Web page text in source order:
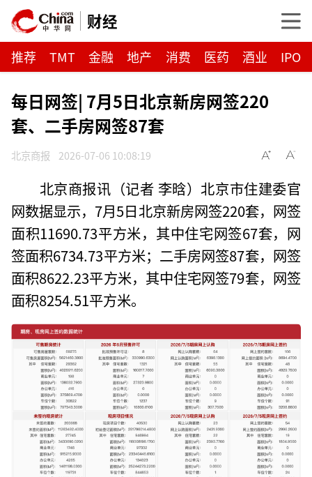
财经
推荐 TMT 金融 地产 消费 医药 酒业 IPO
每日网签| 7月5日北京新房网签220
套、二手房网签87套
北京商报 2026-07-06 10:08:19
北京商报讯（记者 李晗）北京市住建委官
网数据显示，7月5日北京新房网签220套，网签
面积11690.73平方米，其中住宅网签67套，网
签面积6734.73平方米；二手房网签87套，网签
面积8622.23平方米，其中住宅网签79套，网签
面积8254.51平方米。